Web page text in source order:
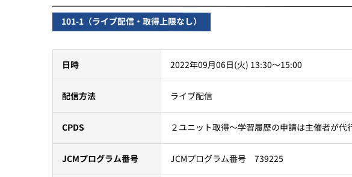
101-1（ライブ配信・取得上限なし）
日時 2022年09月06日(火) 13:30〜15:00
配信方法 ライブ配信
CPDS ２ユニット取得～学習履歴の申請は主催者が代
JCMプログラム番号 JCMプログラム番号 739225